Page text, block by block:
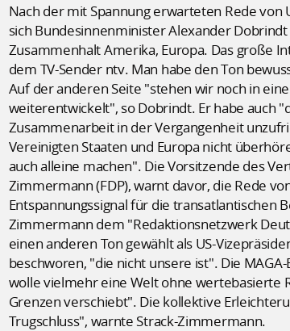
Nach der mit Spannung erwarteten Rede
sich Bundesinnenminister Alexander
Zusammenhalt Amerika, Europa. Das große
dem TV-Sender ntv. Man habe den Ton
Auf der anderen Seite "stehen wir noch in
weiterentwickelt", so Dobrindt. Er habe auch
Zusammenarbeit in der Vergangenheit
Vereinigten Staaten und Europa nicht
auch alleine machen". Die Vorsitzende des
Zimmermann (FDP), warnt davor, die Rede
Entspannungssignal für die transatlantischen
Zimmermann dem "Redaktionsnetzwerk
einen anderen Ton gewählt als US-
beschworen, "die nicht unsere ist". Die
wolle vielmehr eine Welt ohne wertebasierte
Grenzen verschiebt". Die kollektive
Trugschluss", warnte Strack-Zimmermann.